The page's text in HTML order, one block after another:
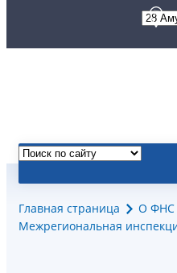
Главная страница О ФНС
Межрегиональная